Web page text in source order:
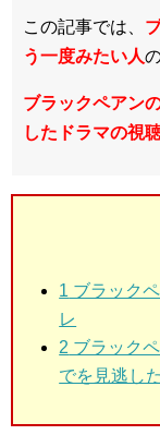
この記事では、
う一度みたい人
ブラックペアン
したドラマの視
1 ブラック
レ
2 ブラック
でを見逃し